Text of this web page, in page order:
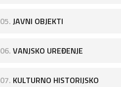
05. JAVNI OBJEKTI
06. VANJSKO UREĐENJE
07. KULTURNO HISTORIJSKO